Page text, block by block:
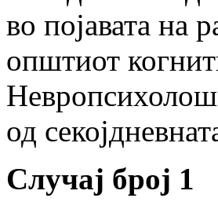
во појавата на
општиот
од
Случај број 1